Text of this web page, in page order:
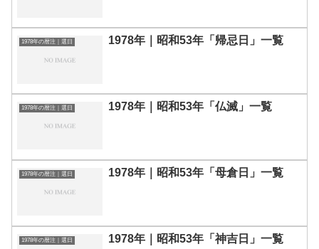
1978年の暦注｜選日 1978年｜昭和53年「帰忌日」一覧
1978年の暦注｜選日 1978年｜昭和53年「仏滅」一覧
1978年の暦注｜選日 1978年｜昭和53年「母倉日」一覧
1978年の暦注｜選日 1978年｜昭和53年「神吉日」一覧